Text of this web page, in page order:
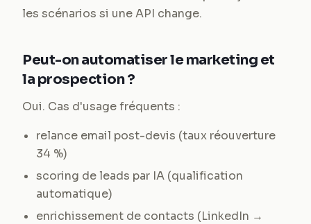
les scénarios si une API change.
Peut-on automatiser le marketing et
la prospection ?
Oui. Cas d'usage fréquents :
relance email post-devis (taux réouverture
34 %)
scoring de leads par IA (qualification
automatique)
enrichissement de contacts (LinkedIn →